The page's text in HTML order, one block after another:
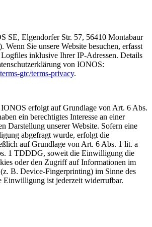
SE, Elgendorfer Str. 57, 56410 Montabaur
Sie unsere Website besuchen, erfasst
inklusive Ihrer IP-Adressen. Details
von IONOS:
gtc/terms-privacy.
erfolgt auf Grundlage von Art. 6 Abs.
ein berechtigtes Interesse an einer
Darstellung unserer Website. Sofern eine
abgefragt wurde, erfolgt die
auf Grundlage von Art. 6 Abs. 1 lit. a
1 TDDDG, soweit die Einwilligung die
oder den Zugriff auf Informationen im
B. Device-Fingerprinting) im Sinne des
ist jederzeit widerrufbar.